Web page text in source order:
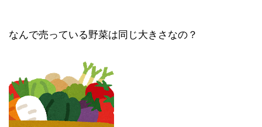
なんで売っている野菜は同じ大きさなの？